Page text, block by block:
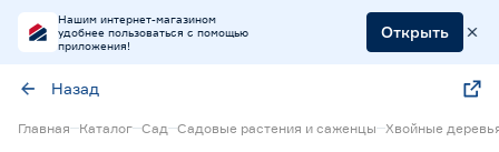
Нашим интернет-магазином
удобнее пользоваться с помощью
приложения!
Открыть
Назад
Главная Каталог Сад Садовые растения и саженцы Хвойные